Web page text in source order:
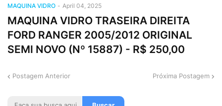
MAQUINA VIDRO - April 04, 2025
MAQUINA VIDRO TRASEIRA DIREITA
FORD RANGER 2005/2012 ORIGINAL
SEMI NOVO (Nº 15887) - R$ 250,00
Postagem Anterior Próxima Postagem